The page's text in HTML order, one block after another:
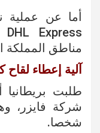
أما عن عملية
مناطق المملكة
آلية إعطاء لقاح
شخصا.